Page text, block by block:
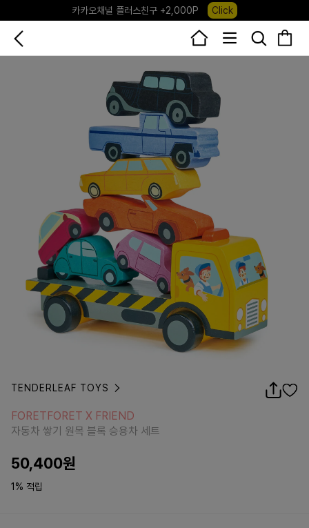
포레포레 앱 다운로드 +3,000P
Down
하우스오브캐러셀, 국내단독 프리오더(~8/10) Click
TENDERLEAF TOYS
자동차 쌓기 원목 블록 승용차 세트
FORETFORET X FRIEND
자동차 쌓기 원목 블록 승용차 세트
50,400원
1% 적립